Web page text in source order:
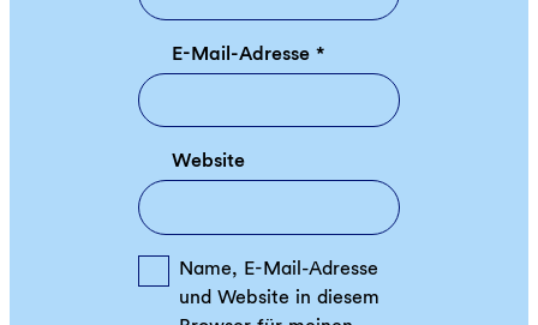
E-Mail-Adresse*
Website
Name, E-Mail-Adresse
und Website in diesem